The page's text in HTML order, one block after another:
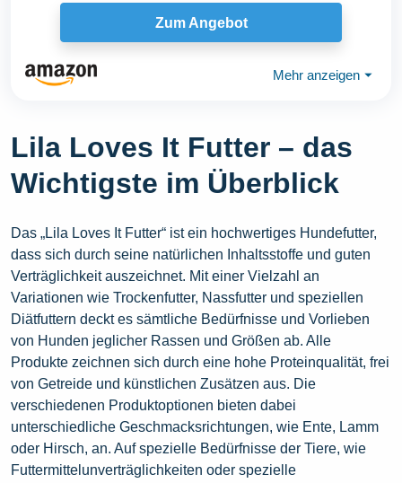
Innen & Außen
Zum Angebot
Mehr anzeigen ⏷
Lila Loves It Futter – das
Wichtigste im Überblick
Das „Lila Loves It Futter“ ist ein hochwertiges Hundefutter,
dass sich durch seine natürlichen Inhaltsstoffe und guten
Verträglichkeit auszeichnet. Mit einer Vielzahl an
Variationen wie Trockenfutter, Nassfutter und speziellen
Diätfuttern deckt es sämtliche Bedürfnisse und Vorlieben
von Hunden jeglicher Rassen und Größen ab. Alle
Produkte zeichnen sich durch eine hohe Proteinqualität, frei
von Getreide und künstlichen Zusätzen aus. Die
verschiedenen Produktoptionen bieten dabei
unterschiedliche Geschmacksrichtungen, wie Ente, Lamm
oder Hirsch, an. Auf spezielle Bedürfnisse der Tiere, wie
Futtermittelunverträglichkeiten oder spezielle